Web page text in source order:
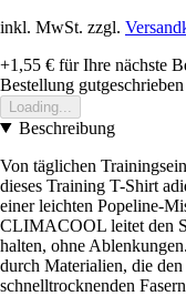
inkl. MwSt. zzgl.
+1,55 € für Ihre nächste
Bestellung gutgeschrieben
Loading...
Beschreibung
Von täglichen
dieses Training T-Shirt
einer leichten Popeline-
CLIMACOOL leitet den
halten, ohne
durch Materialien, die
schnelltrocknenden